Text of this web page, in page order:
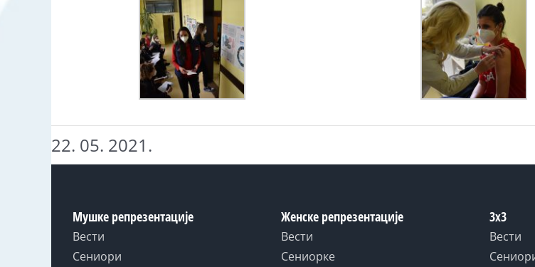
22. 05. 2021.
Мушке репрезентације
Вести
Сениори
Женске репрезентације
Вести
Сениорке
3x3
Вести